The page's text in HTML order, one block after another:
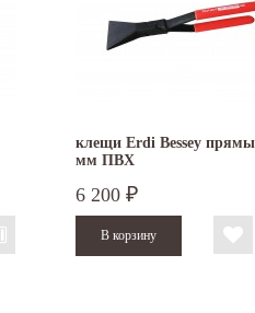
клещи Erdi Bessey
мм ПВХ
6 200 ₽